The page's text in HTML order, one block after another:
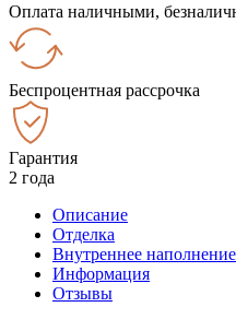
Оплата наличными,
Беспроцентная рассрочка
Гарантия
2 года
Описание
Отделка
Внутреннее наполнение
Информация
Отзывы